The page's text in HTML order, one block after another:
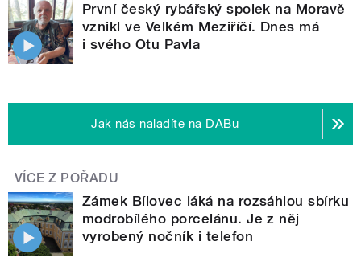
První český rybářský spolek na Moravě
vznikl ve Velkém Meziříčí. Dnes má
i svého Otu Pavla
Jak nás naladíte na DABu
VÍCE Z POŘADU
Zámek Bílovec láká na rozsáhlou sbírku
modrobílého porcelánu. Je z něj
vyrobený nočník i telefon